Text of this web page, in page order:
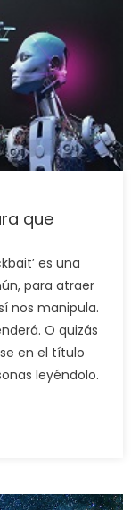
que
es una
para atraer
nos manipula.
O quizás
en el título
leyéndolo.